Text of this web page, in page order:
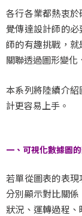
各行各業都熱衷
覺傳達設計師的
師的有趣挑戰，
關聯透過圖形變化
本系列將陸續介
計更容易上手。
一、可視化數據圖的
若單從圖表的表
分別顯示對比關
狀況、運轉過程